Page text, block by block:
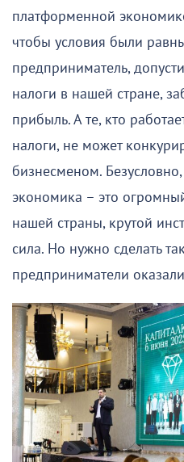
платформенной
чтобы условия были
предприниматель,
налоги в нашей стране,
прибыль. А те, кто
налоги, не может
бизнесменом.
экономика – это
нашей страны, крутой
сила. Но нужно сделать
предприниматели